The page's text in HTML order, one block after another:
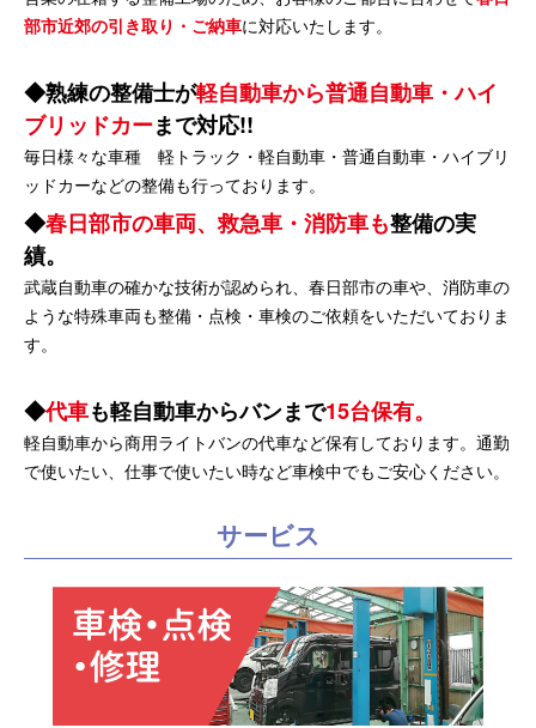
部市近郊の引き取り・ご納車に対応いたします。
熟練の整備士が軽自動車から普通自動車・ハイ
ブリッドカーまで対応!!
毎日様々な車種 軽トラック・軽自動車・普通自動車・ハイブリ
ッドカーなどの整備も行っております。
春日部市の車両、救急車・消防車も整備の実
績。
武蔵自動車の確かな技術が認められ、春日部市の車や、消防車の
ような特殊車両も整備・点検・車検のご依頼をいただいておりま
す。
代車も軽自動車からバンまで15台保有。
軽自動車から商用ライトバンの代車など保有しております。通勤
で使いたい、仕事で使いたい時など車検中でもご安心ください。
サービス